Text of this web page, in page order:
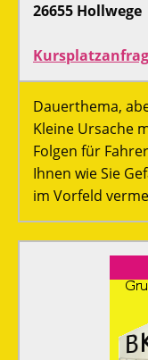
26655 Hollwege
Dauerthema,
Kleine Ursache
Folgen für
Ihnen wie Sie
im Vorfeld